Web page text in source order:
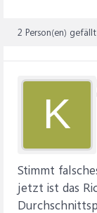
2 Person(en) gefällt
K
Stimmt
jetzt ist das